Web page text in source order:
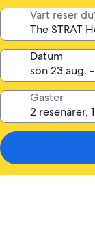
Vart reser
Datum
Gäster